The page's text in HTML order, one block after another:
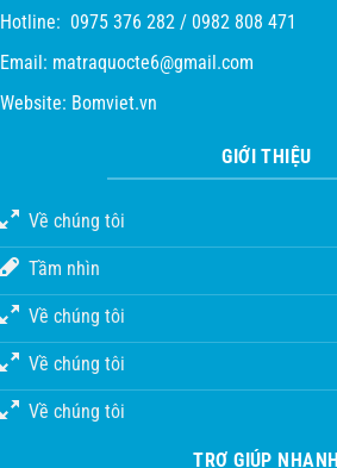
Hotline: 0975 376 282 / 0982 808 471
Email: matraquocte6@gmail.com
Website: Bomviet.vn
GIỚI THIỆU
Về chúng tôi
Tầm nhìn
Về chúng tôi
Về chúng tôi
Về chúng tôi
TRỢ GIÚP NHANH